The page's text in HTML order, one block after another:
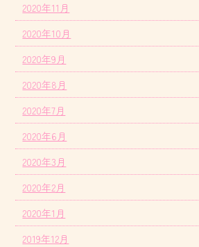
2020年11月
2020年10月
2020年9月
2020年8月
2020年7月
2020年6月
2020年3月
2020年2月
2020年1月
2019年12月